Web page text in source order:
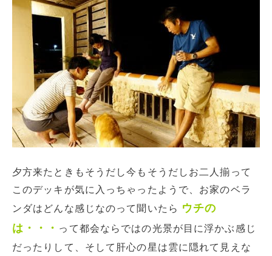
夕方来たときもそうだし今もそうだしお二人揃って
このデッキが気に入っちゃったようで、お家のベラ
ンダはどんな感じなのって聞いたら ウチの
は・・・ って都会ならではの光景が目に浮かぶ感じ
だったりして、そして肝心の星は雲に隠れて見えな